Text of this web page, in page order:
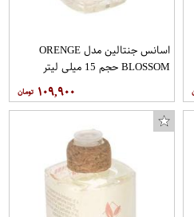
اسانس جنتالین مدل ORENGE
BLOSSOM حجم 15 میلی لیتر
۱۰۹,۹۰۰